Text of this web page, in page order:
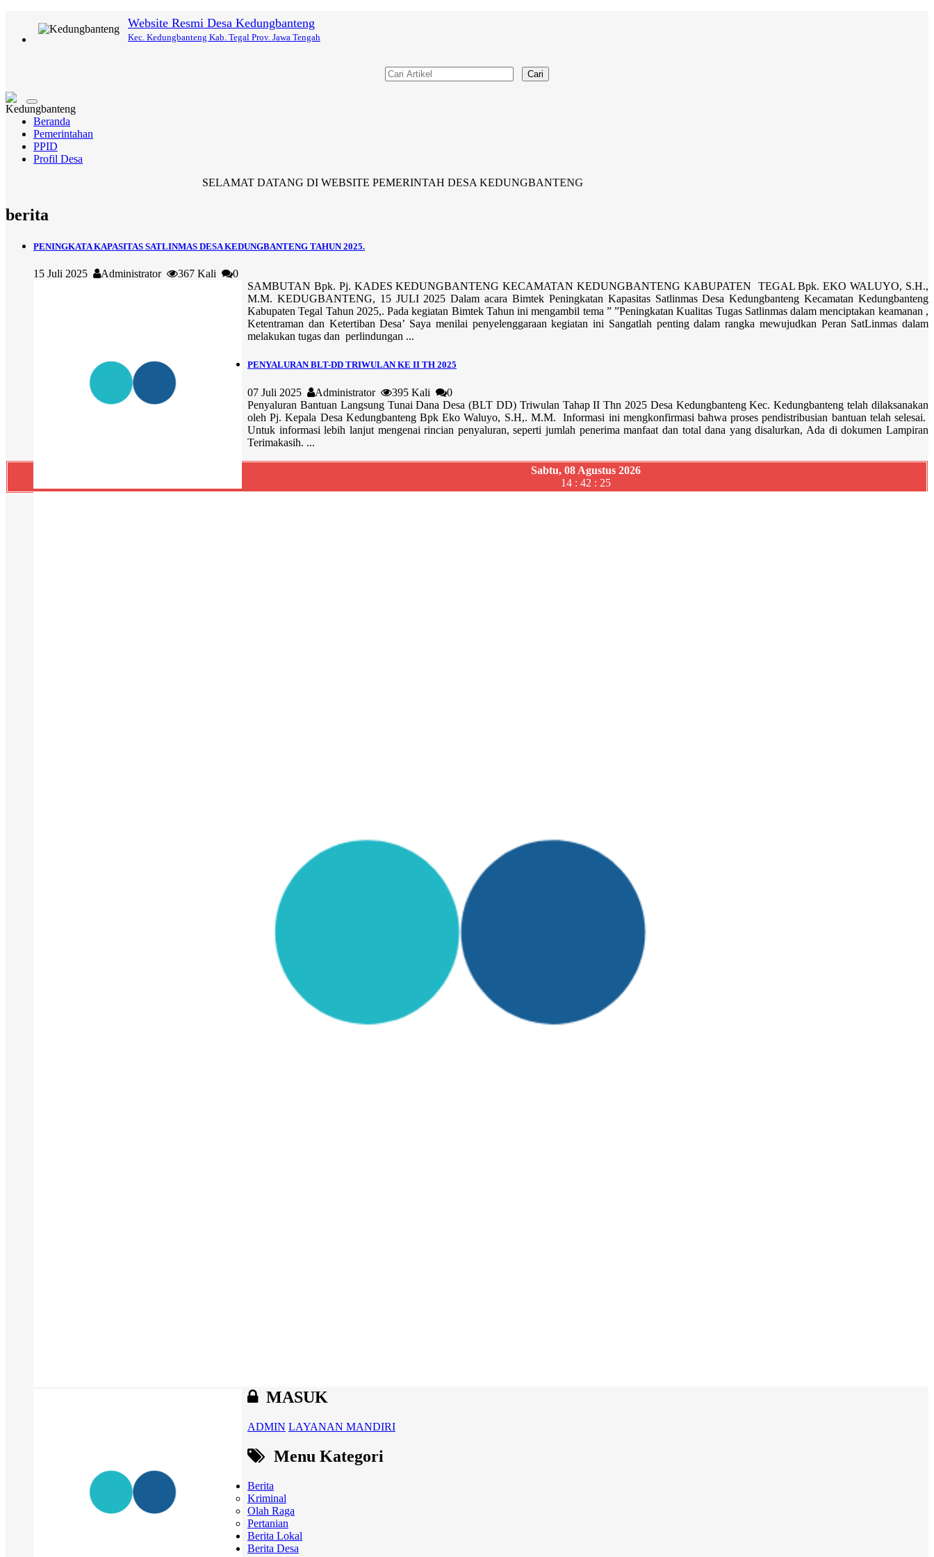
Website Resmi Desa Kedungbanteng
Kec. Kedungbanteng Kab. Tegal Prov. Jawa Tengah
Cari
Toggle
navigation
Beranda
Pemerintahan
PPID
Profil Desa
SELAMAT DATANG DI WEBSITE PEMERINTAH DESA KEDUNGBANTENG
berita
PENINGKATA KAPASITAS SATLINMAS DESA KEDUNGBANTENG TAHUN 2025.
15 Juli 2025 Administrator 367 Kali
0
SAMBUTAN Bpk. Pj. KADES KEDUNGBANTENG KECAMATAN KEDUNGBANTENG KABUPATEN TEGAL Bpk. EKO WALUYO, S.H.,
M.M. KEDUGBANTENG, 15 JULI 2025 Dalam acara Bimtek Peningkatan Kapasitas Satlinmas Desa Kedungbanteng Kecamatan Kedungbanteng
Kabupaten Tegal Tahun 2025,. Pada kegiatan Bimtek Tahun ini mengambil tema ” ”Peningkatan Kualitas Tugas Satlinmas dalam menciptakan keamanan ,
Ketentraman dan Ketertiban Desa’ Saya menilai penyelenggaraan kegiatan ini Sangatlah penting dalam rangka mewujudkan Peran SatLinmas dalam
melakukan tugas dan perlindungan ...
PENYALURAN BLT-DD TRIWULAN KE II TH 2025
07 Juli 2025 Administrator 395 Kali
0
Penyaluran Bantuan Langsung Tunai Dana Desa (BLT DD) Triwulan Tahap II Thn 2025 Desa Kedungbanteng Kec. Kedungbanteng telah dilaksanakan
oleh Pj. Kepala Desa Kedungbanteng Bpk Eko Waluyo, S.H,. M.M. Informasi ini mengkonfirmasi bahwa proses pendistribusian bantuan telah selesai.
Untuk informasi lebih lanjut mengenai rincian penyaluran, seperti jumlah penerima manfaat dan total dana yang disalurkan, Ada di dokumen Lampiran
Terimakasih. ...
Sabtu, 08 Agustus 2026
14 : 42 : 26
MASUK
ADMIN LAYANAN MANDIRI
Menu Kategori
Berita
Kriminal
Olah Raga
Pertanian
Berita Lokal
Berita Desa